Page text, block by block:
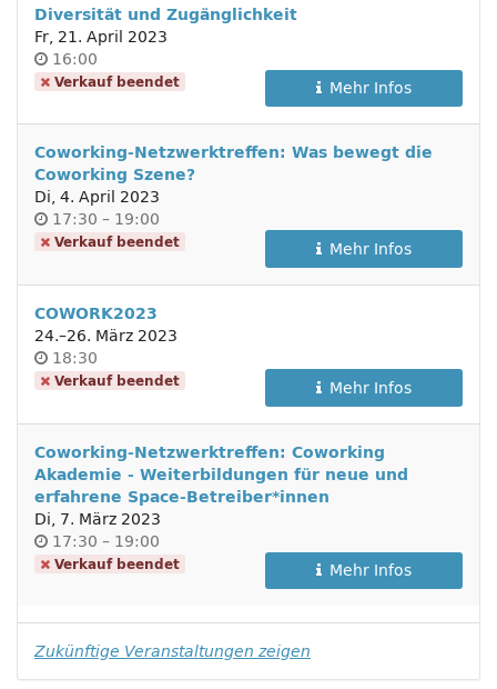
Diversität und Zugänglichkeit
Fr, 21. April 2023
Uhrzeit
16:00
Verkauf beendet Mehr Infos
Coworking-Netzwerktreffen: Was bewegt die
Coworking Szene?
Di, 4. April 2023
Uhrzeit
17:30 –bis
19:00
Verkauf beendet Mehr Infos
COWORK2023
24.–bis
26. März 2023
Uhrzeit
18:30
Verkauf beendet Mehr Infos
Coworking-Netzwerktreffen: Coworking
Akademie - Weiterbildungen für neue und
erfahrene Space-Betreiber*innen
Di, 7. März 2023
Uhrzeit
17:30 –bis
19:00
Verkauf beendet Mehr Infos
Zukünftige Veranstaltungen zeigen